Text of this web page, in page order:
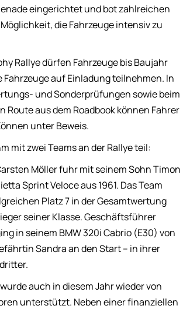
eingerichtet und bot zahlreichen
die Fahrzeuge intensiv zu
Rallye dürfen Fahrzeuge bis Baujahr
Fahrzeuge auf Einladung teilnehmen. In
und Sonderprüfungen sowie beim
Route aus dem Roadbook können Fahrer
unter Beweis.
mit zwei Teams an der Rallye teil:
Möller fuhr mit seinem Sohn Timon
Sprint Veloce aus 1961. Das Team
Platz 7 in der Gesamtwertung
seiner Klasse. Geschäftsführer
in seinem BMW 320i Cabrio (E30) von
Sandra an den Start – in ihrer
auch in diesem Jahr wieder von
unterstützt. Neben einer finanziellen